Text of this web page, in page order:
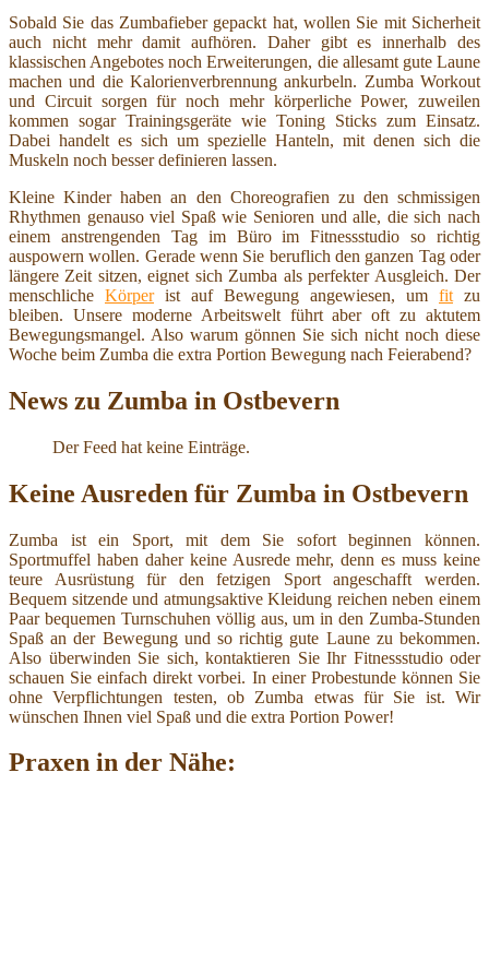
Sobald Sie das Zumbafieber gepackt hat, wollen Sie mit Sicherheit
auch nicht mehr damit aufhören. Daher gibt es innerhalb des
klassischen Angebotes noch Erweiterungen, die allesamt gute Laune
machen und die Kalorienverbrennung ankurbeln. Zumba Workout
und Circuit sorgen für noch mehr körperliche Power, zuweilen
kommen sogar Trainingsgeräte wie Toning Sticks zum Einsatz.
Dabei handelt es sich um spezielle Hanteln, mit denen sich die
Muskeln noch besser definieren lassen.
Kleine Kinder haben an den Choreografien zu den schmissigen
Rhythmen genauso viel Spaß wie Senioren und alle, die sich nach
einem anstrengenden Tag im Büro im Fitnessstudio so richtig
auspowern wollen. Gerade wenn Sie beruflich den ganzen Tag oder
längere Zeit sitzen, eignet sich Zumba als perfekter Ausgleich. Der
menschliche Körperist auf Bewegung angewiesen, um fit zu
bleiben. Unsere moderne Arbeitswelt führt aber oft zu aktutem
Bewegungsmangel. Also warum gönnen Sie sich nicht noch diese
Woche beim Zumba die extra Portion Bewegung nach Feierabend?
News zu Zumba in Ostbevern
Der Feed hat keine Einträge.
Keine Ausreden für Zumba in Ostbevern
Zumba ist ein Sport, mit dem Sie sofort beginnen können.
Sportmuffel haben daher keine Ausrede mehr, denn es muss keine
teure Ausrüstung für den fetzigen Sport angeschafft werden.
Bequem sitzende und atmungsaktive Kleidung reichen neben einem
Paar bequemen Turnschuhen völlig aus, um in den Zumba-Stunden
Spaß an der Bewegung und so richtig gute Laune zu bekommen.
Also überwinden Sie sich, kontaktieren Sie Ihr Fitnessstudio oder
schauen Sie einfach direkt vorbei. In einer Probestunde können Sie
ohne Verpflichtungen testen, ob Zumba etwas für Sie ist. Wir
wünschen Ihnen viel Spaß und die extra Portion Power!
Praxen in der Nähe: